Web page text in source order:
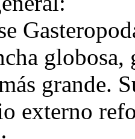
grande.
externo